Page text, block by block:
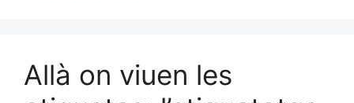
Allà on viuen les